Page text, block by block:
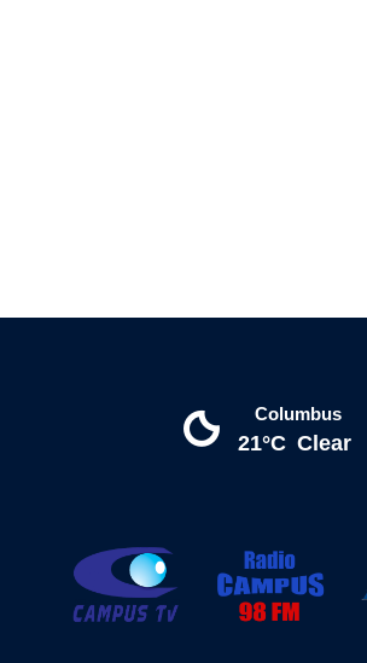
Columbus
21°C Clear